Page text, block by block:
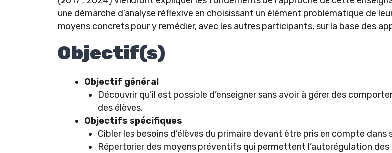
une démarche d’analyse réflexive en choisissant un élément problématique de
moyens concrets pour y remédier, avec les autres participants, sur la base des
Objectif(s)
Objectif général
Découvrir qu’il est possible d’enseigner sans avoir à gérer des
des élèves.
Objectifs spécifiques
Cibler les besoins d’élèves du primaire devant être pris en compte dans
Répertorier des moyens préventifs qui permettent l’autorégulation